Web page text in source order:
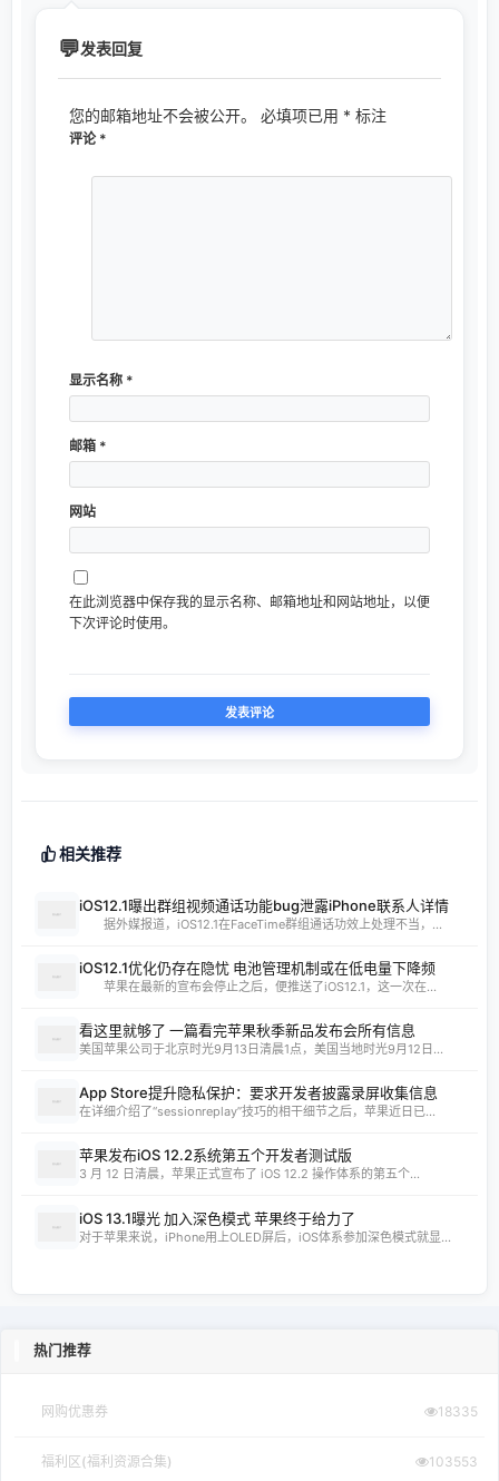
发表回复
您的邮箱地址不会被公开。 必填项已用 * 标注
评论 *
显示名称 *
邮箱 *
网站
在此浏览器中保存我的显示名称、邮箱地址和网站地址，以便
下次评论时使用。
相关推荐
iOS12.1曝出群组视频通话功能bug泄露iPhone联系人详情
据外媒报道，iOS12.1在FaceTime群组通话功效上处理不当，...
iOS12.1优化仍存在隐忧 电池管理机制或在低电量下降频
苹果在最新的宣布会停止之后，便推送了iOS12.1，这一次在...
看这里就够了 一篇看完苹果秋季新品发布会所有信息
美国苹果公司于北京时光9月13日清晨1点，美国当地时光9月12日...
App Store提升隐私保护：要求开发者披露录屏收集信息
在详细介绍了“sessionreplay”技巧的相干细节之后，苹果近日已...
苹果发布iOS 12.2系统第五个开发者测试版
3 月 12 日清晨，苹果正式宣布了 iOS 12.2 操作体系的第五个...
iOS 13.1曝光 加入深色模式 苹果终于给力了
对于苹果来说，iPhone用上OLED屏后，iOS体系参加深色模式就显...
热门推荐
网购优惠券 18335
福利区(福利资源合集) 103553